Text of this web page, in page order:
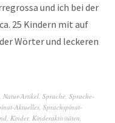
und ich bei der
25 Kindern mit auf
Wörter und leckeren
Natur-Artikel Sprache Sprache-
Aktuelles Sprachspinat-
Kinder, Kinderaktivitäten